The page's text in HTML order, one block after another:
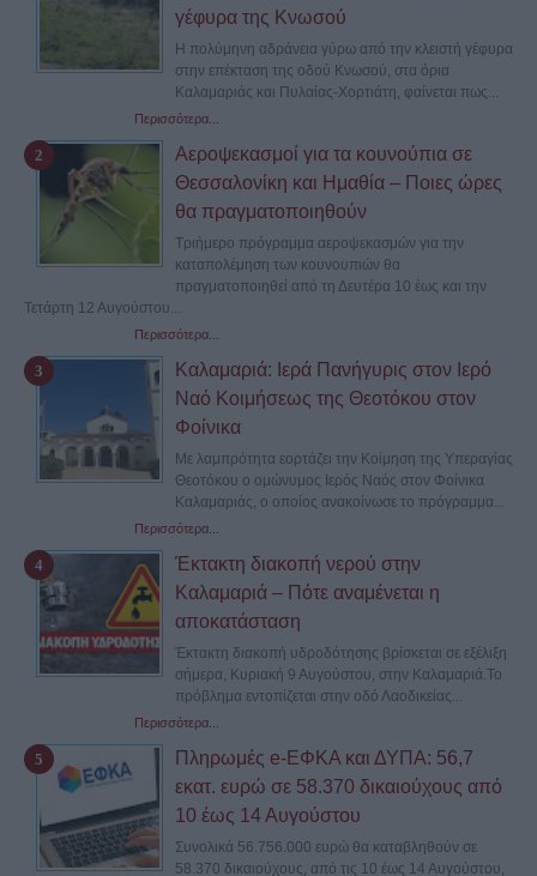
γέφυρα της Κνωσού
Η πολύμηνη αδράνεια γύρω από την κλειστή γέφυρα
στην επέκταση της οδού Κνωσού, στα όρια
Καλαμαριάς και Πυλαίας-Χορτιάτη, φαίνεται πως...
Περισσότερα...
Αεροψεκασμοί για τα κουνούπια σε
Θεσσαλονίκη και Ημαθία – Ποιες ώρες
θα πραγματοποιηθούν
Τριήμερο πρόγραμμα αεροψεκασμών για την
καταπολέμηση των κουνουπιών θα
πραγματοποιηθεί από τη Δευτέρα 10 έως και την
Τετάρτη 12 Αυγούστου...
Περισσότερα...
Καλαμαριά: Ιερά Πανήγυρις στον Ιερό
Ναό Κοιμήσεως της Θεοτόκου στον
Φοίνικα
Με λαμπρότητα εορτάζει την Κοίμηση της Υπεραγίας
Θεοτόκου ο ομώνυμος Ιερός Ναός στον Φοίνικα
Καλαμαριάς, ο οποίος ανακοίνωσε το πρόγραμμα...
Περισσότερα...
Έκτακτη διακοπή νερού στην
Καλαμαριά – Πότε αναμένεται η
αποκατάσταση
Έκτακτη διακοπή υδροδότησης βρίσκεται σε εξέλιξη
σήμερα, Κυριακή 9 Αυγούστου, στην Καλαμαριά.Το
πρόβλημα εντοπίζεται στην οδό Λαοδικείας...
Περισσότερα...
Πληρωμές e-ΕΦΚΑ και ΔΥΠΑ: 56,7
εκατ. ευρώ σε 58.370 δικαιούχους από
10 έως 14 Αυγούστου
Συνολικά 56.756.000 ευρώ θα καταβληθούν σε
58.370 δικαιούχους, από τις 10 έως 14 Αυγούστου,